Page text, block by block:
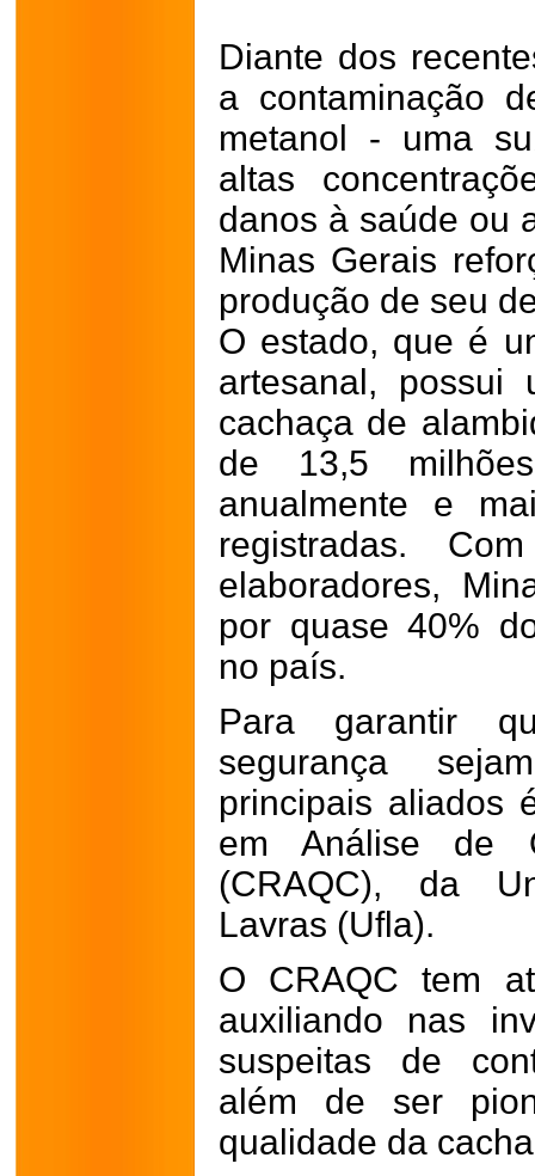
Diante dos
a contaminação
metanol - uma
altas
danos à saúde ou
Minas Gerais
produção de seu
O estado, que é
artesanal, possui
cachaça de
de 13,5
anualmente e
registradas.
elaboradores,
por quase 40%
no país.
Para garantir
segurança
principais aliados
em Análise de
(CRAQC), da
Lavras (Ufla).
O CRAQC tem
auxiliando nas
suspeitas de
além de ser
qualidade da